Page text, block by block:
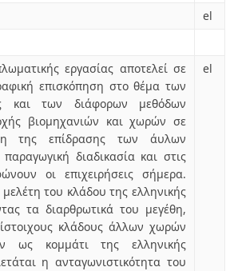
el
εργασίας αποτελεί σε
επισκόπηση στο θέμα των
και των διάφορων μεθόδων
βιομηχανιών και χωρών σε
της επίδρασης των άυλων
διαδικασία και στις
οι επιχειρήσεις σήμερα.
του κλάδου της ελληνικής
τα διαρθρωτικά του μεγέθη,
κλάδους άλλων χωρών
ως κομμάτι της ελληνικής
η ανταγωνιστικότητα του
el